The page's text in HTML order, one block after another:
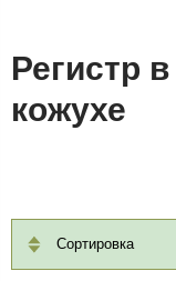
Регистр
кожухе
Сортировка